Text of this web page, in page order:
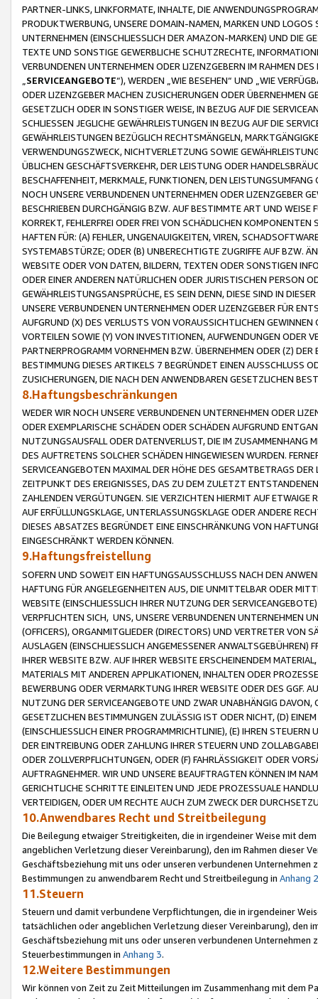
PARTNER-LINKS, LINKFORMATE, INHALTE, DIE
PRODUKTWERBUNG, UNSERE DOMAIN-NAMEN, MARKEN UND
UNTERNEHMEN (EINSCHLIESSLICH DER AMAZON-MARKEN) UND DIE
TEXTE UND SONSTIGE GEWERBLICHE SCHUTZRECHTE,
VERBUNDENEN UNTERNEHMEN ODER LIZENZGEBERN IM RAHMEN
SERVICEANGEBOTE“), WERDEN „WIE BESEHEN“ UND „WIE
ODER LIZENZGEBER MACHEN ZUSICHERUNGEN ODER ÜBERNEHMEN
GESETZLICH ODER IN SONSTIGER WEISE, IN BEZUG AUF DIE
SCHLIESSEN JEGLICHE GEWÄHRLEISTUNGEN IN BEZUG AUF DIE
GEWÄHRLEISTUNGEN BEZÜGLICH RECHTSMÄNGELN,
VERWENDUNGSZWECK, NICHTVERLETZUNG SOWIE
ÜBLICHEN GESCHÄFTSVERKEHR, DER LEISTUNG ODER
BESCHAFFENHEIT, MERKMALE, FUNKTIONEN, DEN
NOCH UNSERE VERBUNDENEN UNTERNEHMEN ODER LIZENZGEBER
BESCHRIEBEN DURCHGÄNGIG BZW. AUF BESTIMMTE ART UND
KORREKT, FEHLERFREI ODER FREI VON SCHÄDLICHEN
HAFTEN FÜR: (A) FEHLER, UNGENAUIGKEITEN, VIREN,
SYSTEMABSTÜRZE; ODER (B) UNBERECHTIGTE ZUGRIFFE AUF BZW.
WEBSITE ODER VON DATEN, BILDERN, TEXTEN ODER SONSTIGEN
ODER EINER ANDEREN NATÜRLICHEN ODER JURISTISCHEN PERSON
GEWÄHRLEISTUNGSANSPRÜCHE, ES SEIN DENN, DIESE SIND IN
UNSERE VERBUNDENEN UNTERNEHMEN ODER LIZENZGEBER FÜR
AUFGRUND (X) DES VERLUSTS VON VORAUSSICHTLICHEN
VORTEILEN SOWIE (Y) VON INVESTITIONEN, AUFWENDUNGEN ODER
PARTNERPROGRAMM VORNEHMEN BZW. ÜBERNEHMEN ODER (Z)
BESTIMMUNG DIESES ARTIKELS 7 BEGRÜNDET EINEN AUSSCHLUSS
ZUSICHERUNGEN, DIE NACH DEN ANWENDBAREN GESETZLICHEN
8.Haftungsbeschränkungen
WEDER WIR NOCH UNSERE VERBUNDENEN UNTERNEHMEN ODER
ODER EXEMPLARISCHE SCHÄDEN ODER SCHÄDEN AUFGRUND
NUTZUNGSAUSFALL ODER DATENVERLUST, DIE IM ZUSAMMENHANG
DES AUFTRETENS SOLCHER SCHÄDEN HINGEWIESEN WURDEN.
SERVICEANGEBOTEN MAXIMAL DER HÖHE DES GESAMTBETRAGS
ZEITPUNKT DES EREIGNISSES, DAS ZU DEM ZULETZT
ZAHLENDEN VERGÜTUNGEN. SIE VERZICHTEN HIERMIT AUF
AUF ERFÜLLUNGSKLAGE, UNTERLASSUNGSKLAGE ODER ANDERE
DIESES ABSATZES BEGRÜNDET EINE EINSCHRÄNKUNG VON
EINGESCHRÄNKT WERDEN KÖNNEN.
9.Haftungsfreistellung
SOFERN UND SOWEIT EIN HAFTUNGSAUSSCHLUSS NACH DEN
HAFTUNG FÜR ANGELEGENHEITEN AUS, DIE UNMITTELBAR ODER
WEBSITE (EINSCHLIESSLICH IHRER NUTZUNG DER
VERPFLICHTEN SICH, UNS, UNSERE VERBUNDENEN UNTERNEHMEN
(OFFICERS), ORGANMITGLIEDER (DIRECTORS) UND VERTRETER VON
AUSLAGEN (EINSCHLIESSLICH ANGEMESSENER
IHRER WEBSITE BZW. AUF IHRER WEBSITE ERSCHEINENDEM
MATERIALS MIT ANDEREN APPLIKATIONEN, INHALTEN ODER
BEWERBUNG ODER VERMARKTUNG IHRER WEBSITE ODER DES GGF.
NUTZUNG DER SERVICEANGEBOTE UND ZWAR UNABHÄNGIG
GESETZLICHEN BESTIMMUNGEN ZULÄSSIG IST ODER NICHT, (D)
(EINSCHLIESSLICH EINER PROGRAMMRICHTLINIE), (E) IHREN
DER EINTREIBUNG ODER ZAHLUNG IHRER STEUERN UND
ODER ZOLLVERPFLICHTUNGEN, ODER (F) FAHRLÄSSIGKEIT ODER
AUFTRAGNEHMER. WIR UND UNSERE BEAUFTRAGTEN KÖNNEN IM
GERICHTLICHE SCHRITTE EINLEITEN UND JEDE PROZESSUALE
VERTEIDIGEN, ODER UM RECHTE AUCH ZUM ZWECK DER
10.Anwendbares Recht und Streitbeilegung
Die Beilegung etwaiger Streitigkeiten, die in irgendeiner Weise mit
angeblichen Verletzung dieser Vereinbarung), den im Rahmen dieser
Geschäftsbeziehung mit uns oder unseren verbundenen
Bestimmungen zu anwendbarem Recht und Streitbeilegung in Anhang 2
11.Steuern
Steuern und damit verbundene Verpflichtungen, die in irgendeiner
tatsächlichen oder angeblichen Verletzung dieser Vereinbarung), den
Geschäftsbeziehung mit uns oder unseren verbundenen
Steuerbestimmungen in Anhang 3.
12.Weitere Bestimmungen
Wir können von Zeit zu Zeit Mitteilungen im Zusammenhang mit dem